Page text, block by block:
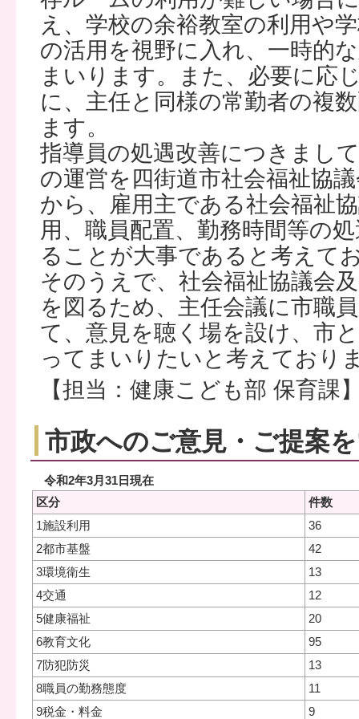
え、学校の余裕教室の利用や
の活用を視野に入れ、一時的
まいります。また、必要に応
に、主任と同様の常勤者の複
ます。
指導員の処遇改善につきまし
の運営を四街道市社会福祉協
から、雇用主である社会福祉
用、職員配置、勤務時間等の
ることが大事であると考えて
そのうえで、社会福祉協議会
を図るため、主任会議に市職
て、意見を聴く場を設け、市
ってまいりたいと考えており
【担当：健康こども部 保育課
市政へのご意見・ご提案
令和2年3月31日現在
区分
件数
1施設利用
36
2都市基盤
42
3環境衛生
13
4交通
12
5健康福祉
20
6教育文化
95
7防犯防災
13
8職員の勤務態度
11
9税金・料金
9